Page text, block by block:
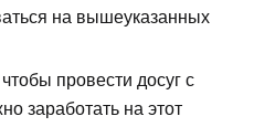
на вышеуказанных
провести досуг с
заработать на этот